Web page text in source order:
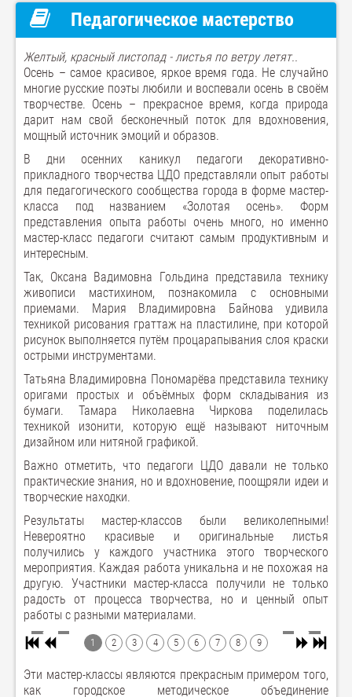
Педагогическое мастерство
Желтый, красный листопад - листья по ветру летят..
Осень – самое красивое, яркое время года. Не случайно
многие русские поэты любили и воспевали осень в своём
творчестве. Осень – прекрасное время, когда природа
дарит нам свой бесконечный поток для вдохновения,
мощный источник эмоций и образов.
В дни осенних каникул педагоги декоративно-
прикладного творчества ЦДО представляли опыт работы
для педагогического сообщества города в форме мастер-
класса под названием «Золотая осень». Форм
представления опыта работы очень много, но именно
мастер-класс педагоги считают самым продуктивным и
интересным.
Так, Оксана Вадимовна Гольдина представила технику
живописи мастихином, познакомила с основными
приемами. Мария Владимировна Байнова удивила
техникой рисования граттаж на пластилине, при которой
рисунок выполняется путём процарапывания слоя краски
острыми инструментами.
Татьяна Владимировна Пономарёва представила технику
оригами простых и объёмных форм складывания из
бумаги. Тамара Николаевна Чиркова поделилась
техникой изонити, которую ещё называют ниточным
дизайном или нитяной графикой.
Важно отметить, что педагоги ЦДО давали не только
практические знания, но и вдохновение, поощряли идеи и
творческие находки.
Результаты мастер-классов были великолепными!
Невероятно красивые и оригинальные листья
получились у каждого участника этого творческого
мероприятия. Каждая работа уникальна и не похожая на
другую. Участники мастер-класса получили не только
радость от процесса творчества, но и ценный опыт
работы с разными материалами.
1 2 3 4 5 6 7 8 9
Эти мастер-классы являются прекрасным примером того,
как городское методическое объединение